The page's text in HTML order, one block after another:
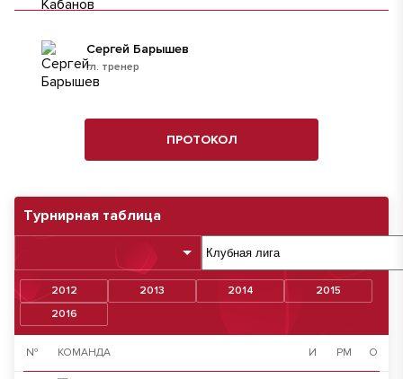
Турнирная таблица
2012 2013 2014
2015
2016
№ КОМАНДА И РМ О
гл. тренер
Сергей Барышев
ПРОТОКОЛ